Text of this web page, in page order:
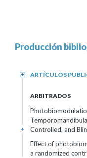
Producción
ARTÍCULOS
+
ARBITRADOS
Controlled, and
+
Effect of
a randomized